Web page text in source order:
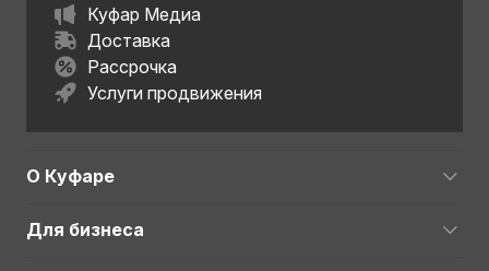
Куфар Медиа
Доставка
Рассрочка
Услуги продвижения
О Куфаре
Для бизнеса